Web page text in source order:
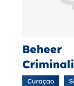
Beheer
Curaçao